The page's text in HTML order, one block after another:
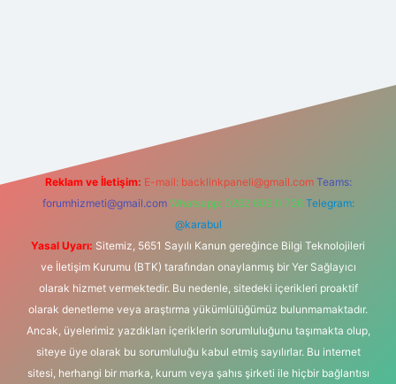
Reklam ve İletişim: E-mail: backlinkpaneli@gmail.com Teams:
forumhizmeti@gmail.com Whatsapp: 0262 606 0 726 Telegram:
@karabul
Yasal Uyarı: Sitemiz, 5651 Sayılı Kanun gereğince Bilgi Teknolojileri
ve İletişim Kurumu (BTK) tarafından onaylanmış bir Yer Sağlayıcı
olarak hizmet vermektedir. Bu nedenle, sitedeki içerikleri proaktif
olarak denetleme veya araştırma yükümlülüğümüz bulunmamaktadır.
Ancak, üyelerimiz yazdıkları içeriklerin sorumluluğunu taşımakta olup,
siteye üye olarak bu sorumluluğu kabul etmiş sayılırlar. Bu internet
sitesi, herhangi bir marka, kurum veya şahıs şirketi ile hiçbir bağlantısı